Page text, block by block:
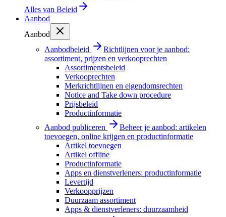
Alles van Beleid
Aanbod
Aanbod
Aanbodbeleid
Richtlijnen voor je aanbod:
assortiment, prijzen en verkooprechten
Assortimentsbeleid
Verkooprechten
Merkrichtlijnen en eigendomsrechten
Notice and Take down procedure
Prijsbeleid
Productinformatie
Aanbod publiceren
Beheer je aanbod: artikelen
toevoegen, online krijgen en productinformatie
Artikel toevoegen
Artikel offline
Productinformatie
Apps en dienstverleners: productinformatie
Levertijd
Verkoopprijzen
Duurzaam assortiment
Apps & dienstverleners: duurzaamheid